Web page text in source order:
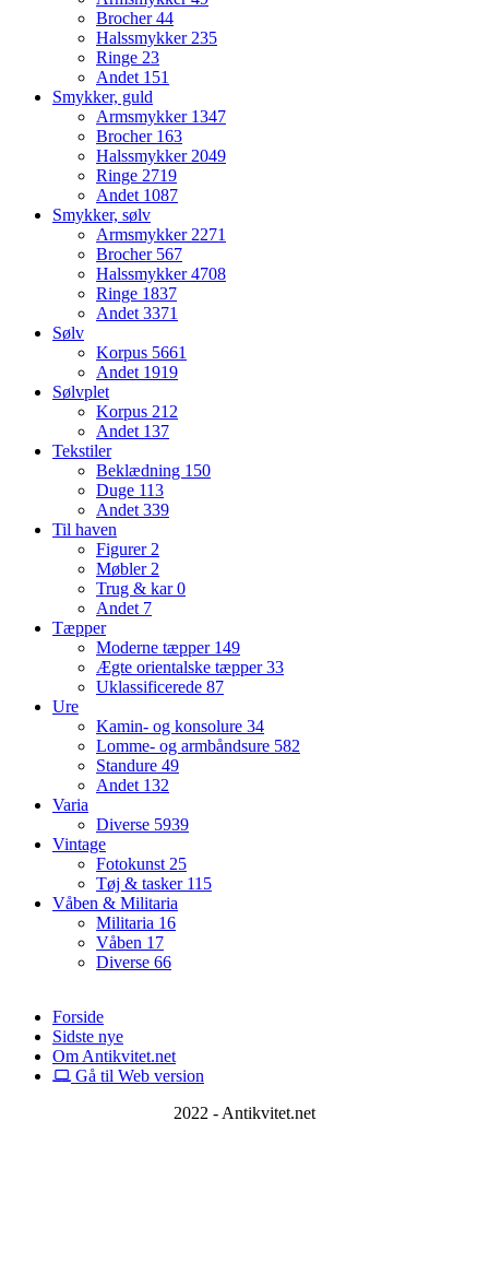
Brocher44
Halssmykker235
Ringe 23
Andet 151
Smykker, guld
Armsmykker 1347
Brocher 163
Halssmykker2049
Ringe 2719
Andet 1087
Smykker, sølv
Armsmykker2271
Brocher 567
Halssmykker4708
Ringe 1837
Andet3371
Sølv
Korpus 5661
Andet 1919
Sølvplet
Korpus 212
Andet 137
Tekstiler
Beklædning 150
Duge 113
Andet339
Til haven
Figurer2
Møbler2
Trug & kar0
Andet 7
Tæpper
Moderne tæpper 149
Ægte orientalske tæpper33
Uklassificerede 87
Ure
Kamin- og konsolure 34
Lomme- og armbåndsure 582
Standure 49
Andet 132
Varia
Diverse 5939
Vintage
Fotokunst25
Tøj & tasker 115
Våben & Militaria
Militaria 16
Våben 17
Diverse 66
Forside
Sidste nye
Om Antikvitet.net
Gå til Web version
2022 - Antikvitet.net